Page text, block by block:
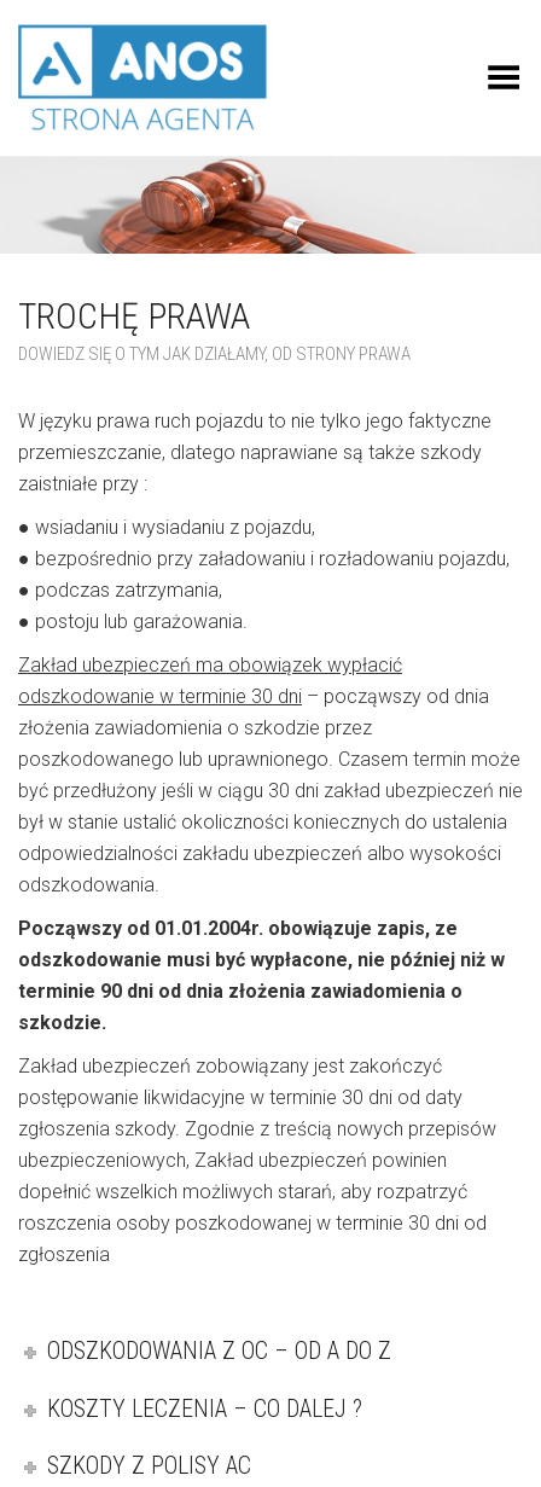
Przełącz menu
TROCHĘ PRAWA
DOWIEDZ SIĘ O TYM JAK DZIAŁAMY, OD STRONY PRAWA
W języku prawa ruch pojazdu to nie tylko jego faktyczne
przemieszczanie, dlatego naprawiane są także szkody
zaistniałe przy :
● wsiadaniu i wysiadaniu z pojazdu,
● bezpośrednio przy załadowaniu i rozładowaniu pojazdu,
● podczas zatrzymania,
● postoju lub garażowania.
Zakład ubezpieczeń ma obowiązek wypłacić
odszkodowanie w terminie 30 dni – począwszy od dnia
złożenia zawiadomienia o szkodzie przez
poszkodowanego lub uprawnionego. Czasem termin może
być przedłużony jeśli w ciągu 30 dni zakład ubezpieczeń nie
był w stanie ustalić okoliczności koniecznych do ustalenia
odpowiedzialności zakładu ubezpieczeń albo wysokości
odszkodowania.
Począwszy od 01.01.2004r. obowiązuje zapis, ze
odszkodowanie musi być wypłacone, nie później niż w
terminie 90 dni od dnia złożenia zawiadomienia o
szkodzie.
Zakład ubezpieczeń zobowiązany jest zakończyć
postępowanie likwidacyjne w terminie 30 dni od daty
zgłoszenia szkody. Zgodnie z treścią nowych przepisów
ubezpieczeniowych, Zakład ubezpieczeń powinien
dopełnić wszelkich możliwych starań, aby rozpatrzyć
roszczenia osoby poszkodowanej w terminie 30 dni od
zgłoszenia
ODSZKODOWANIA Z OC – OD A DO Z
KOSZTY LECZENIA – CO DALEJ ?
SZKODY Z POLISY AC